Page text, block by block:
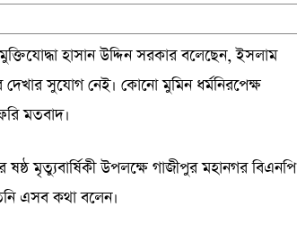
হাসান উদ্দিন সরকার বলেছেন, ইসলাম
সুযোগ নেই। কোনো মুমিন ধর্মনিরপেক্ষ
মতবাদ।
মৃত্যুবার্ষিকী উপলক্ষে গাজীপুর মহানগর বিএনপি
এসব কথা বলেন।